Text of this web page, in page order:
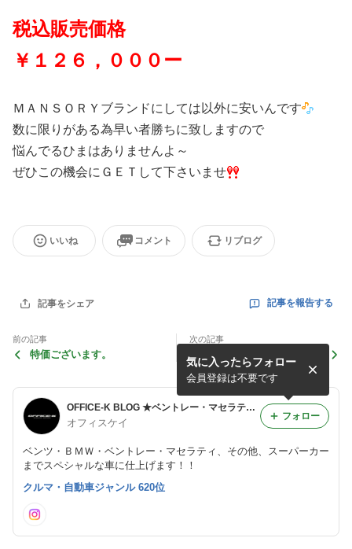
税込販売価格
￥１２６，０００ー
ＭＡＮＳＯＲＹブランドにしては以外に安いんです
数に限りがある為早い者勝ちに致しますので
悩んでるひまはありませんよ～
ぜひこの機会にＧＥＴして下さいませ
いいね コメント リブログ
記事をシェア 記事を報告する
前の記事
特価ございます。
次の記事
特価ございます。
OFFICE-K BLOG ★ベントレー・マセラティ・ベンツ・BMW・フェラーリなどのカスタム日記★
オフィスケイ
ベンツ・ＢＭＷ・ベントレー・マセラティ、その他、スーパーカー
までスペシャルな車に仕上げます！！
気に入ったらフォロー
会員登録は不要です
フォロー
クルマ・自動車ジャンル 620位